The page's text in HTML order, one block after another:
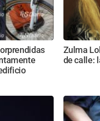
Zulma
de calle: